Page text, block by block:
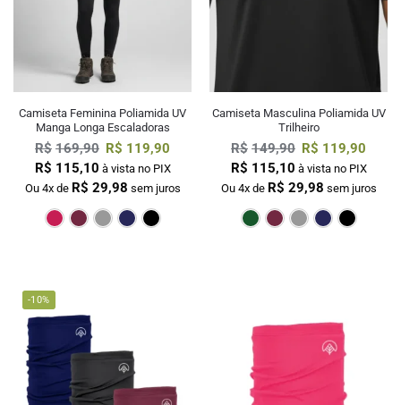
Camiseta Feminina Poliamida UV
Manga Longa Escaladoras
R$ 169,90 R$ 119,90
R$ 115,10 à vista no PIX
Ou 4x de R$ 29,98 sem juros
PinkBordô MarinhoPreto
Camiseta Masculina Poliamida UV
Trilheiro
R$ 149,90 R$ 119,90
R$ 115,10 à vista no PIX
Ou 4x de R$ 29,98 sem juros
Verde Escuro
Bordô
-10%